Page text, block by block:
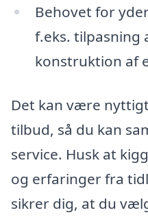
Behovet for
f.eks. tilpasning
konstruktion af
Det kan være
tilbud, så du kan
service. Husk at
og erfaringer fra
sikrer dig, at du